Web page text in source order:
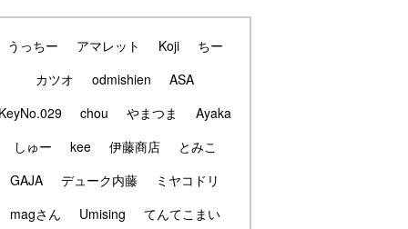
うっちー アマレット Koji
ちー
カツオ
odmishien
ASA
chou やまつま
Ayaka
しゅー
kee 伊藤商店
とみこ
GAJA
デューク内藤
ミヤコドリ
magさん
Umising てんてこまい